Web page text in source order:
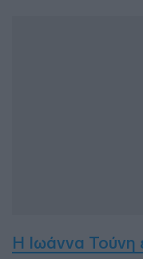
Η Ιωάννα Τούνη